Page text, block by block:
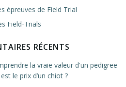
épreuves de Field Trial
Field-Trials
RÉCENTS
la vraie valeur d'un pedigree
le prix d’un chiot ?